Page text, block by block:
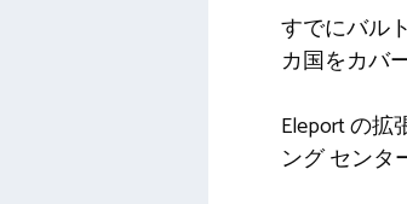
すでにバル
カ国をカバ
Eleport の拡
ング センタ